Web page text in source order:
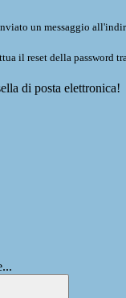
un messaggio
il reset della password
di posta elettronica!